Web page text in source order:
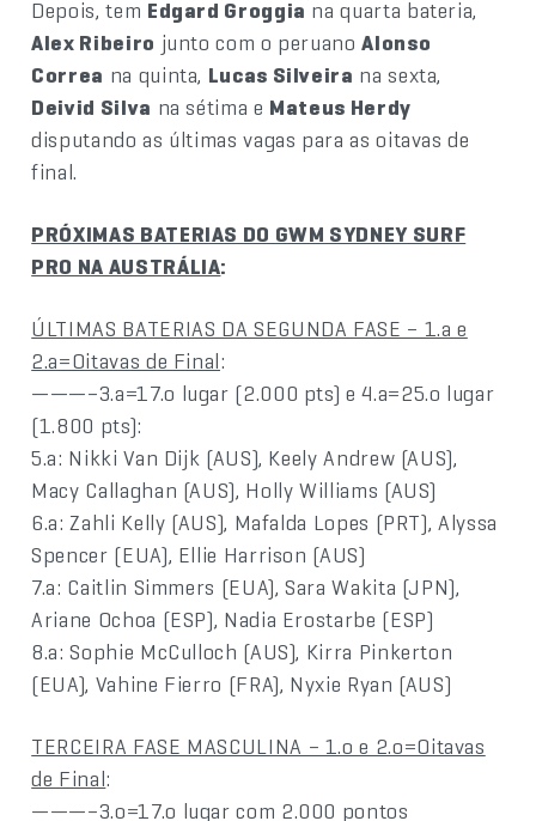
Depois, tem Edgard Groggia na quarta bateria,
Alex Ribeiro junto com o peruanoAlonso
Correa na quinta, Lucas Silveira na sexta,
Deivid Silva na sétima e Mateus Herdy
disputando as últimas vagas para as oitavas de
final.
PRÓXIMAS BATERIAS DO GWM SYDNEY SURF
PRO NA AUSTRÁLIA:
ÚLTIMAS BATERIAS DA SEGUNDA FASE – 1.a e
2.a=Oitavas de Final:
———–3.a=17.o lugar (2.000 pts) e 4.a=25.o lugar
(1.800 pts):
5.a: Nikki Van Dijk (AUS), Keely Andrew (AUS),
Macy Callaghan (AUS), Holly Williams (AUS)
6.a: Zahli Kelly (AUS), Mafalda Lopes (PRT), Alyssa
Spencer (EUA), Ellie Harrison (AUS)
7.a: Caitlin Simmers (EUA), Sara Wakita (JPN),
Ariane Ochoa (ESP), Nadia Erostarbe (ESP)
8.a: Sophie McCulloch (AUS), Kirra Pinkerton
(EUA), Vahine Fierro (FRA), Nyxie Ryan (AUS)
TERCEIRA FASE MASCULINA – 1.o e 2.o=Oitavas
de Final:
———–3.o=17.o lugar com 2.000 pontos